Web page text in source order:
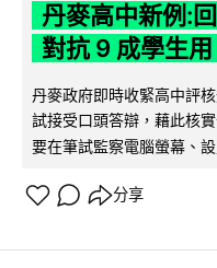
丹麥高中新例:
對抗 9 成學生
丹麥政府即時收緊高中評
試接受口頭答辯，藉此核
要在筆試監察電腦螢幕、
分享